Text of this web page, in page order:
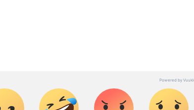
गए!
राहत, प्रशासन की कार्रवाई से बदली
से ज्यादा का अनुभव। दिसंबर 2024 से एशियानेट न्यूज हिंदी के साथ